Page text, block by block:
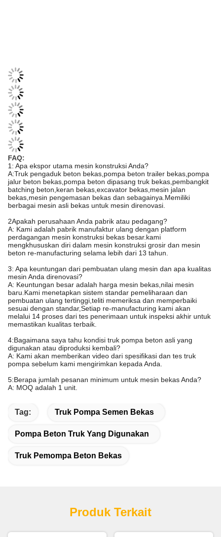
FAQ:
1: Apa ekspor utama mesin konstruksi Anda?
A:Truk pengaduk beton bekas,pompa beton trailer bekas,pompa
jalur beton bekas,pompa beton dipasang truk bekas,pembangkit
batching beton,keran bekas,excavator bekas,mesin jalan
bekas,mesin pengemasan bekas dan sebagainya.Memiliki
berbagai mesin asli bekas untuk mesin direnovasi.
2Apakah perusahaan Anda pabrik atau pedagang?
A: Kami adalah pabrik manufaktur ulang dengan platform
perdagangan mesin konstruksi bekas besar.kami
mengkhususkan diri dalam mesin konstruksi grosir dan mesin
beton re-manufacturing selama lebih dari 13 tahun.
3: Apa keuntungan dari pembuatan ulang mesin dan apa kualitas
mesin Anda direnovasi?
A: Keuntungan besar adalah harga mesin bekas,nilai mesin
baru.Kami menetapkan sistem standar pemeliharaan dan
pembuatan ulang tertinggi,teliti memeriksa dan memperbaiki
sesuai dengan standar,Setiap re-manufacturing kami akan
melalui 14 proses dari tes penerimaan untuk inspeksi akhir untuk
memastikan kualitas terbaik.
4:Bagaimana saya tahu kondisi truk pompa beton asli yang
digunakan atau diproduksi kembali?
A: Kami akan memberikan video dari spesifikasi dan tes truk
pompa sebelum kami mengirimkan kepada Anda.
5:Berapa jumlah pesanan minimum untuk mesin bekas Anda?
A: MOQ adalah 1 unit.
Tag: Truk Pompa Semen Bekas
Pompa Beton Truk Yang Digunakan
Truk Pemompa Beton Bekas
Produk Terkait